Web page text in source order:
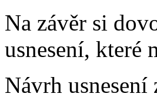
Na závěr si
usnesení, které
Návrh usnesení